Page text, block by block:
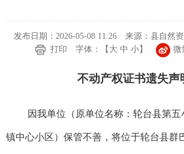
发布日期：2026-05-08 11:26 来源：县自然
打印
字体：【 大 中 小】 微
不动产权证书遗失声
因我单位（原单位名称：轮台县第
镇中心小区） 保管不善，将位于轮台县群